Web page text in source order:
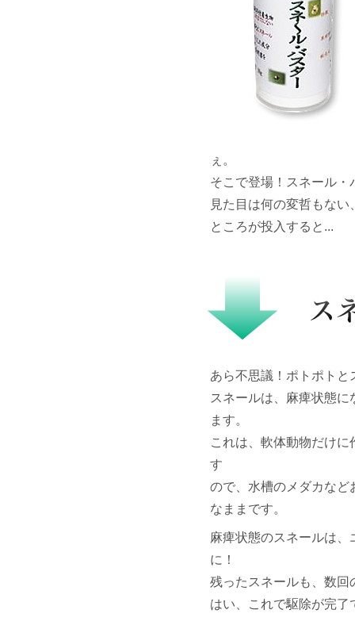
ぇ。
そこで登場！スネール・
見た目は何の変哲もな
ところが投入すると...
あら不思議！ポトポト
スネールは、麻痺状態
ます。
これは、軟体動物だけ
す
ので、水槽のメダカなど
なままです。
麻痺状態のスネールは
に！
残ったスネールも、数回
はい、これで駆除が完了